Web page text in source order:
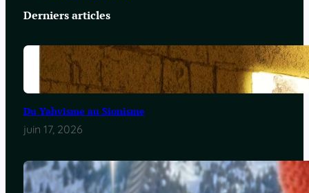
Derniers articles
Du Yahvisme au Sionisme
juin 17, 2026